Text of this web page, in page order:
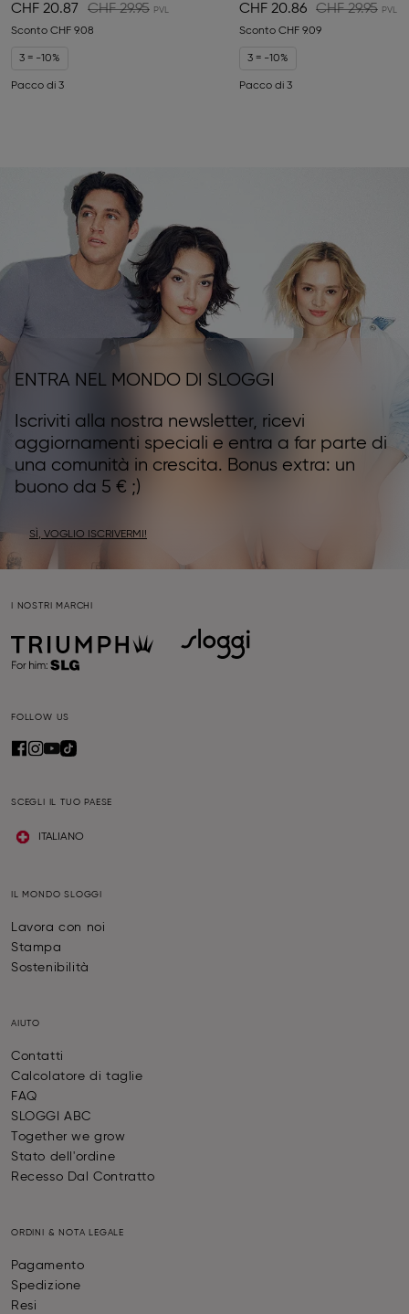
CHF 20.87
CHF 29.95
Sconto CHF 9.08
3 = -10%
Pacco di 3
CHF 20.86
CHF 29.95
Sconto CHF 9.09
3 = -10%
Pacco di 3
ENTRA NEL MONDO DI SLOGGI
Iscriviti alla nostra newsletter, ricevi
aggiornamenti speciali e entra a far parte di
una comunità in crescita. Bonus extra: un
buono da 5 € ;)
SÌ, VOGLIO ISCRIVERMI!
I NOSTRI MARCHI
FOLLOW US
SCEGLI IL TUO PAESE
ITALIANO
IL MONDO SLOGGI
Lavora con noi
Stampa
Sostenibilità
AIUTO
Contatti
Calcolatore di taglie
FAQ
SLOGGI ABC
Together we grow
Stato dell'ordine
Recesso Dal Contratto
ORDINI & NOTA LEGALE
Pagamento
Spedizione
Resi